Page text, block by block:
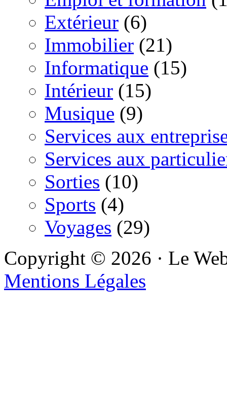
Extérieur (6)
Immobilier (21)
Informatique (15)
Intérieur (15)
Musique (9)
Services aux
Services aux
Sorties (10)
Sports (4)
Voyages (29)
Copyright © 2026 · Le
Mentions Légales